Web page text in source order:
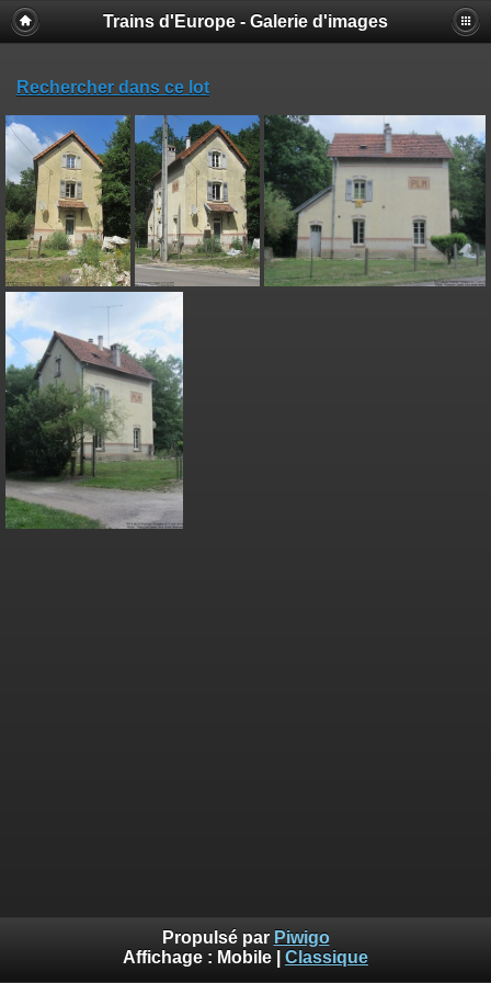
Trains d'Europe - Galerie d'images
Rechercher dans ce lot
Propulsé par Piwigo
Affichage : Mobile Classique